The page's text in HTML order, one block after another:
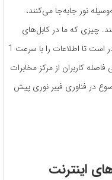
نور جابه‌جا می‌کنند،
چیزی که ما در کابل‌های
مسی به‌وفور مشاهده می‌کنیم. این فناوری قادر است تا اطلاعات را با سرعت 1
کاربران از مرکز مخابرات
در فناوری فیبر نوری پیش
اینترنت